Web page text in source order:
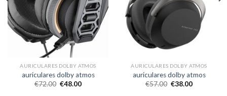
AURICULARES DOLBY ATMOS
auriculares dolby atmos
€72.00 €48.00
AURICULARES DOLBY ATMOS
auriculares dolby atmos
€57.00 €38.00